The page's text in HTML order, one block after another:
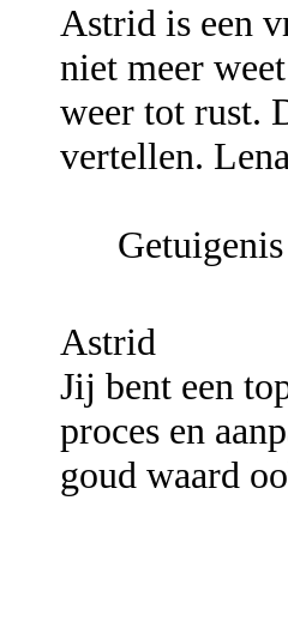
Astrid is een
niet meer
weer tot rust.
vertellen.
Astrid
Jij bent een
proces en
goud waard